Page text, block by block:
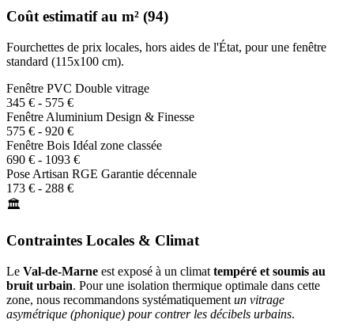
Coût estimatif au m² (94)
Fourchettes de prix locales, hors aides de l'État, pour une fenêtre
standard (115x100 cm).
Fenêtre PVC Double vitrage
345 € - 575 €
Fenêtre Aluminium Design & Finesse
575 € - 920 €
Fenêtre Bois Idéal zone classée
690 € - 1093 €
Pose Artisan RGE Garantie décennale
173 € - 288 €
🏛️
Contraintes Locales & Climat
Le Val-de-Marne est exposé à un climat tempéré et soumis au
bruit urbain. Pour une isolation thermique optimale dans cette
zone, nous recommandons systématiquement un vitrage
asymétrique (phonique) pour contrer les décibels urbains.